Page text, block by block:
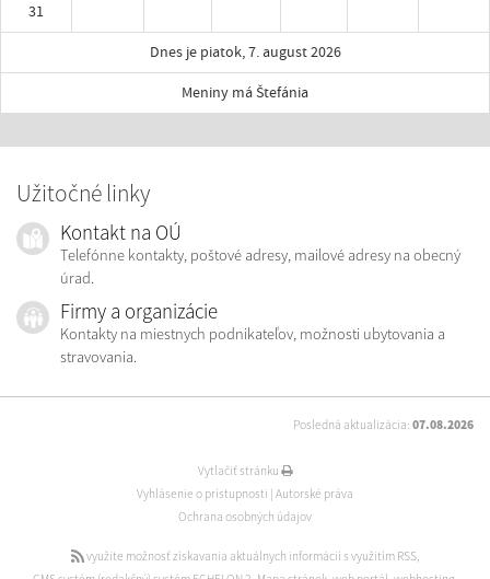
31
Dnes je piatok, 7. august 2026
Meniny má Štefánia
Užitočné linky
Kontakt na OÚ
Telefónne kontakty, poštové adresy, mailové adresy na obecný
úrad.
Firmy a organizácie
Kontakty na miestnych podnikateľov, možnosti ubytovania a
stravovania.
Posledná aktualizácia: 07.08.2026
Vytlačiť stránku
Vyhlásenie o prístupnosti Autorské práva
Ochrana osobných údajov
využite možnosť získavania aktuálnych informácií s využitím RSS,